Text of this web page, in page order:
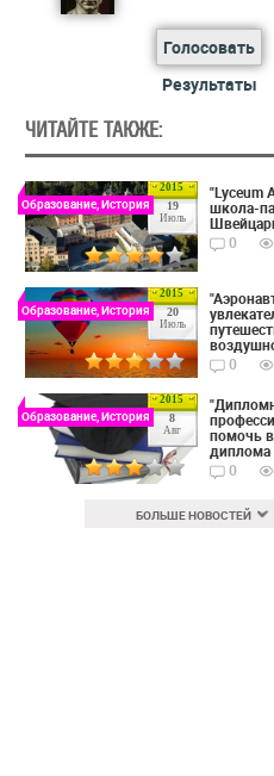
Голосовать
Результаты
ЧИТАЙТЕ ТАКЖЕ:
2015
19
Июль
Образование, История
"Lyceum
школа-
0
2015
20
Июль
Образование, История
0
2015
8
Авг
Образование, История
помочь
диплома
0
БОЛЬШЕ НОВОСТЕЙ